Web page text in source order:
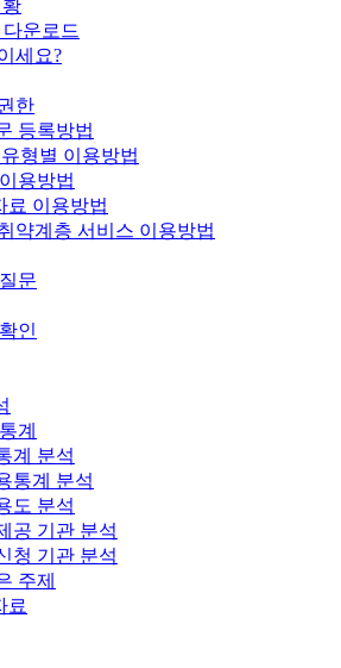
운로드
세요?
한
등록방법
형별 이용방법
용방법
료 이용방법
약계층 서비스 이용방법
문
인
계
계 분석
통계 분석
도 분석
공 기관 분석
청 기관 분석
주제
료